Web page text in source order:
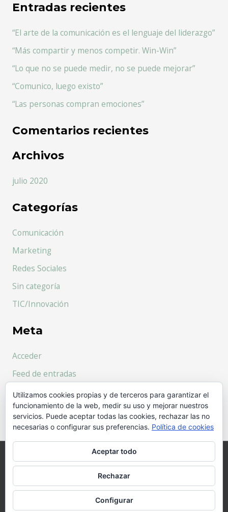
s
p
o
r
Entradas recientes
“El arte de la comunicación es el lenguaje del liderazgo”
“Más compartir y menos competir. Win-Win”
“Lo que no se puede medir, no se puede mejorar”
“Comunico, luego existo”
“Las personas compran emociones”
Comentarios recientes
Archivos
julio 2020
Categorías
Comunicación
Marketing
Redes Sociales
Sin categoría
TIC/Innovación
Meta
Acceder
Feed de entradas
Feed de comentarios
WordPress.org
Copyright © 2026Ro Rollán| Desarrollado por
FRESHFISH Premium Theme
Aviso legal y ley de privacidad|
Utilizamos cookies propias y de terceros para garantizar el
funcionamiento de la web, medir su uso y mejorar nuestros
servicios. Puede aceptar todas las cookies, rechazar las no
necesarias o configurar sus preferencias. Política de cookies
Aceptar todo
Rechazar
Configurar